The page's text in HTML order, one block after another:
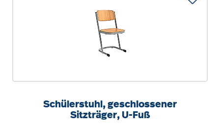
Schülerstuhl, geschlossener
Sitzträger, U-Fuß